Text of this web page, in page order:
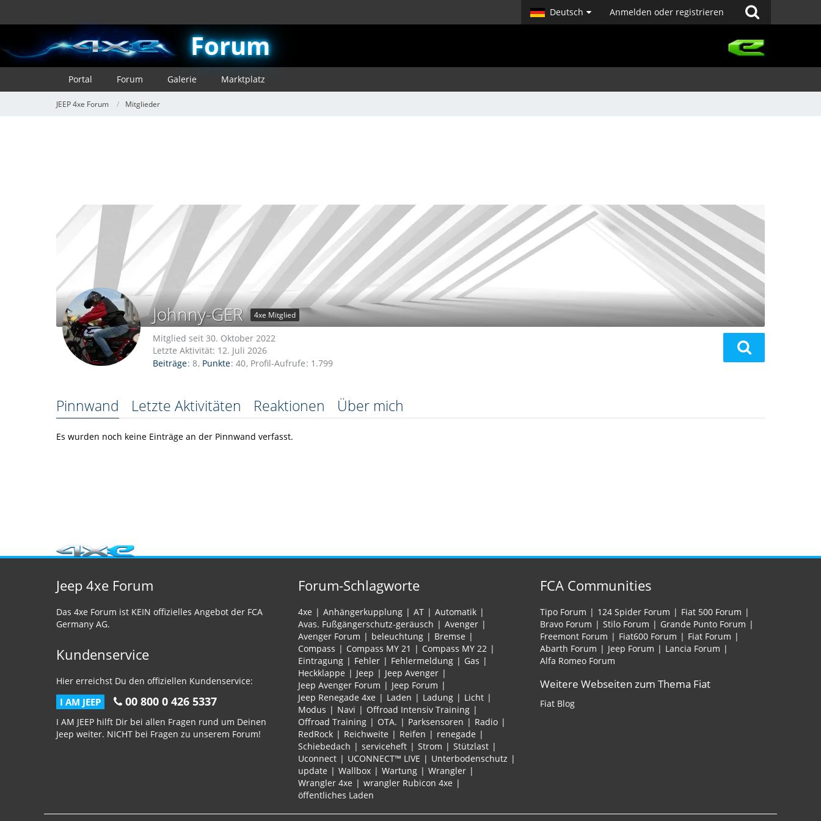
Deutsch Anmelden oder registrieren
Forum
Portal Forum Galerie Marktplatz
JEEP 4xe Forum Mitglieder
Johnny-GER 4xe Mitglied
Mitglied seit 30. Oktober 2022
Letzte Aktivität: 12. Juli 2026
Beiträge 8 Punkte 40 Profil-Aufrufe 1.799
Pinnwand Letzte Aktivitäten Reaktionen Über mich
Es wurden noch keine Einträge an der Pinnwand verfasst.
Jeep 4xe Forum
Das 4xe Forum ist KEIN offizielles Angebot der FCA
Germany AG.
Kundenservice
Hier erreichst Du den offiziellen Kundenservice:
I AM JEEP 00 800 0 426 5337
I AM JEEP hilft Dir bei allen Fragen rund um Deinen
Jeep weiter. NICHT bei Fragen zu unserem Forum!
Forum-Schlagworte
4xe Anhängerkupplung AT
Automatik
Avas. Fußgängerschutz-geräusch
Avenger
Avenger Forum
beleuchtung
Bremse
Compass
Compass MY 21
Compass MY 22
Eintragung
Fehler Fehlermeldung
Gas
Heckklappe
Jeep
Jeep Avenger
Jeep Avenger Forum
Jeep Forum
Jeep Renegade 4xe
Laden Ladung
Licht
Modus
Navi
Offroad Intensiv Training
Offroad Training
OTA. Parksensoren
Radio
RedRock
Reichweite Reifen
renegade
Schiebedach
serviceheft Strom
Stützlast
Uconnect
UCONNECT™ LIVE
Unterbodenschutz
update
Wallbox Wartung
Wrangler
Wrangler 4xe
wrangler Rubicon 4xe
öffentliches Laden
FCA Communities
Tipo Forum 124 Spider Forum
Fiat 500 Forum
Bravo Forum
Stilo Forum
Grande Punto Forum
Freemont Forum
Fiat600 Forum
Fiat Forum
Abarth Forum
Jeep Forum
Lancia Forum
Alfa Romeo Forum
Weitere Webseiten zum Thema Fiat
Fiat Blog